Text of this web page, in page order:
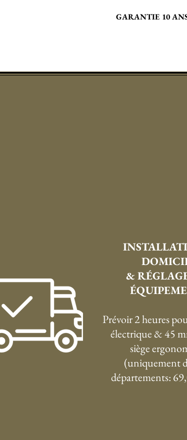
GARANTIE 10
&
Prévoir 2 heures
électrique & 45
siège
(uniquement
départements: